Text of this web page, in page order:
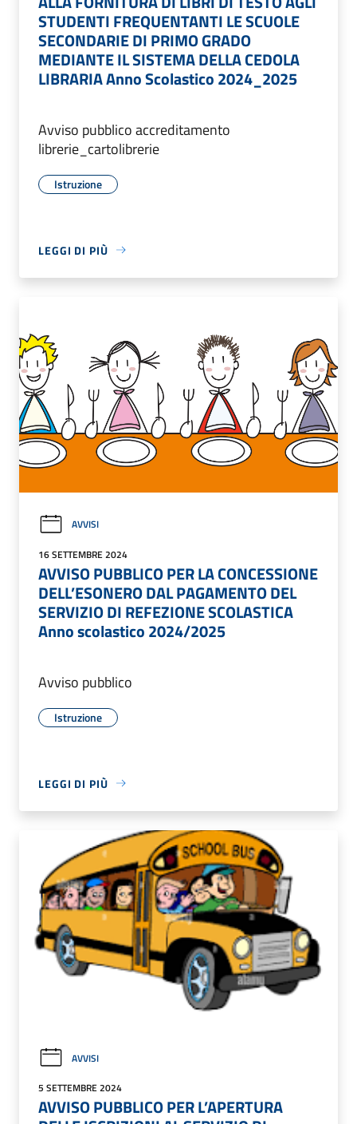
STUDENTI FREQUENTANTI LE SCUOLE
SECONDARIE DI PRIMO GRADO
MEDIANTE IL SISTEMA DELLA CEDOLA
LIBRARIA Anno Scolastico 2024_2025
Avviso pubblico accreditamento
librerie_cartolibrerie
Istruzione
LEGGI DI PIÙ
AVVISI
16 SETTEMBRE 2024
AVVISO PUBBLICO PER LA CONCESSIONE
DELL’ESONERO DAL PAGAMENTO DEL
SERVIZIO DI REFEZIONE SCOLASTICA
Anno scolastico 2024/2025
Avviso pubblico
Istruzione
LEGGI DI PIÙ
AVVISI
5 SETTEMBRE 2024
AVVISO PUBBLICO PER L’APERTURA